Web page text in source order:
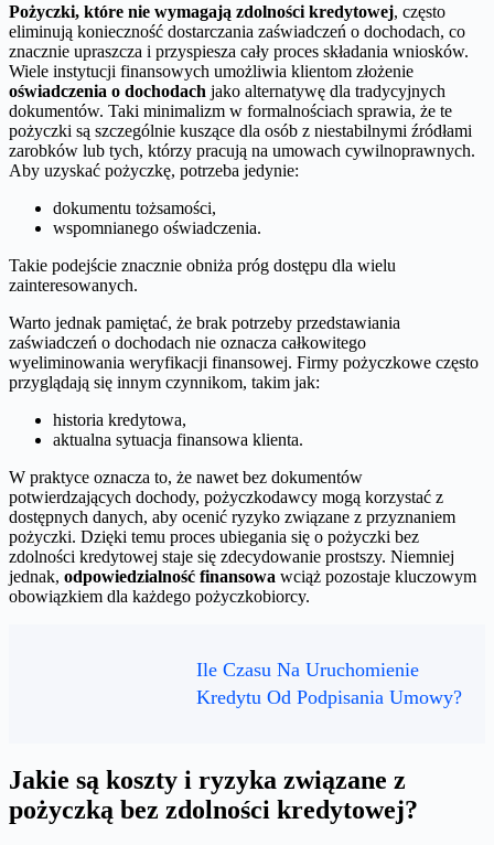
Pożyczki, które nie wymagają zdolności kredytowej, często
eliminują konieczność dostarczania zaświadczeń o dochodach, co
znacznie upraszcza i przyspiesza cały proces składania wniosków.
Wiele instytucji finansowych umożliwia klientom złożenie
oświadczenia o dochodach jako alternatywę dla tradycyjnych
dokumentów. Taki minimalizm w formalnościach sprawia, że te
pożyczki są szczególnie kuszące dla osób z niestabilnymi źródłami
zarobków lub tych, którzy pracują na umowach cywilnoprawnych.
Aby uzyskać pożyczkę, potrzeba jedynie:
dokumentu tożsamości,
wspomnianego oświadczenia.
Takie podejście znacznie obniża próg dostępu dla wielu
zainteresowanych.
Warto jednak pamiętać, że brak potrzeby przedstawiania
zaświadczeń o dochodach nie oznacza całkowitego
wyeliminowania weryfikacji finansowej. Firmy pożyczkowe często
przyglądają się innym czynnikom, takim jak:
historia kredytowa,
aktualna sytuacja finansowa klienta.
W praktyce oznacza to, że nawet bez dokumentów
potwierdzających dochody, pożyczkodawcy mogą korzystać z
dostępnych danych, aby ocenić ryzyko związane z przyznaniem
pożyczki. Dzięki temu proces ubiegania się o pożyczki bez
zdolności kredytowej staje się zdecydowanie prostszy. Niemniej
jednak, odpowiedzialność finansowa wciąż pozostaje kluczowym
obowiązkiem dla każdego pożyczkobiorcy.
Ile Czasu Na Uruchomienie
Kredytu Od Podpisania Umowy?
Jakie są koszty i ryzyka związane z
pożyczką bez zdolności kredytowej?